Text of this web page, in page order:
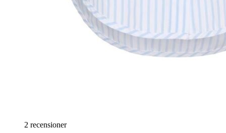
2 recensioner